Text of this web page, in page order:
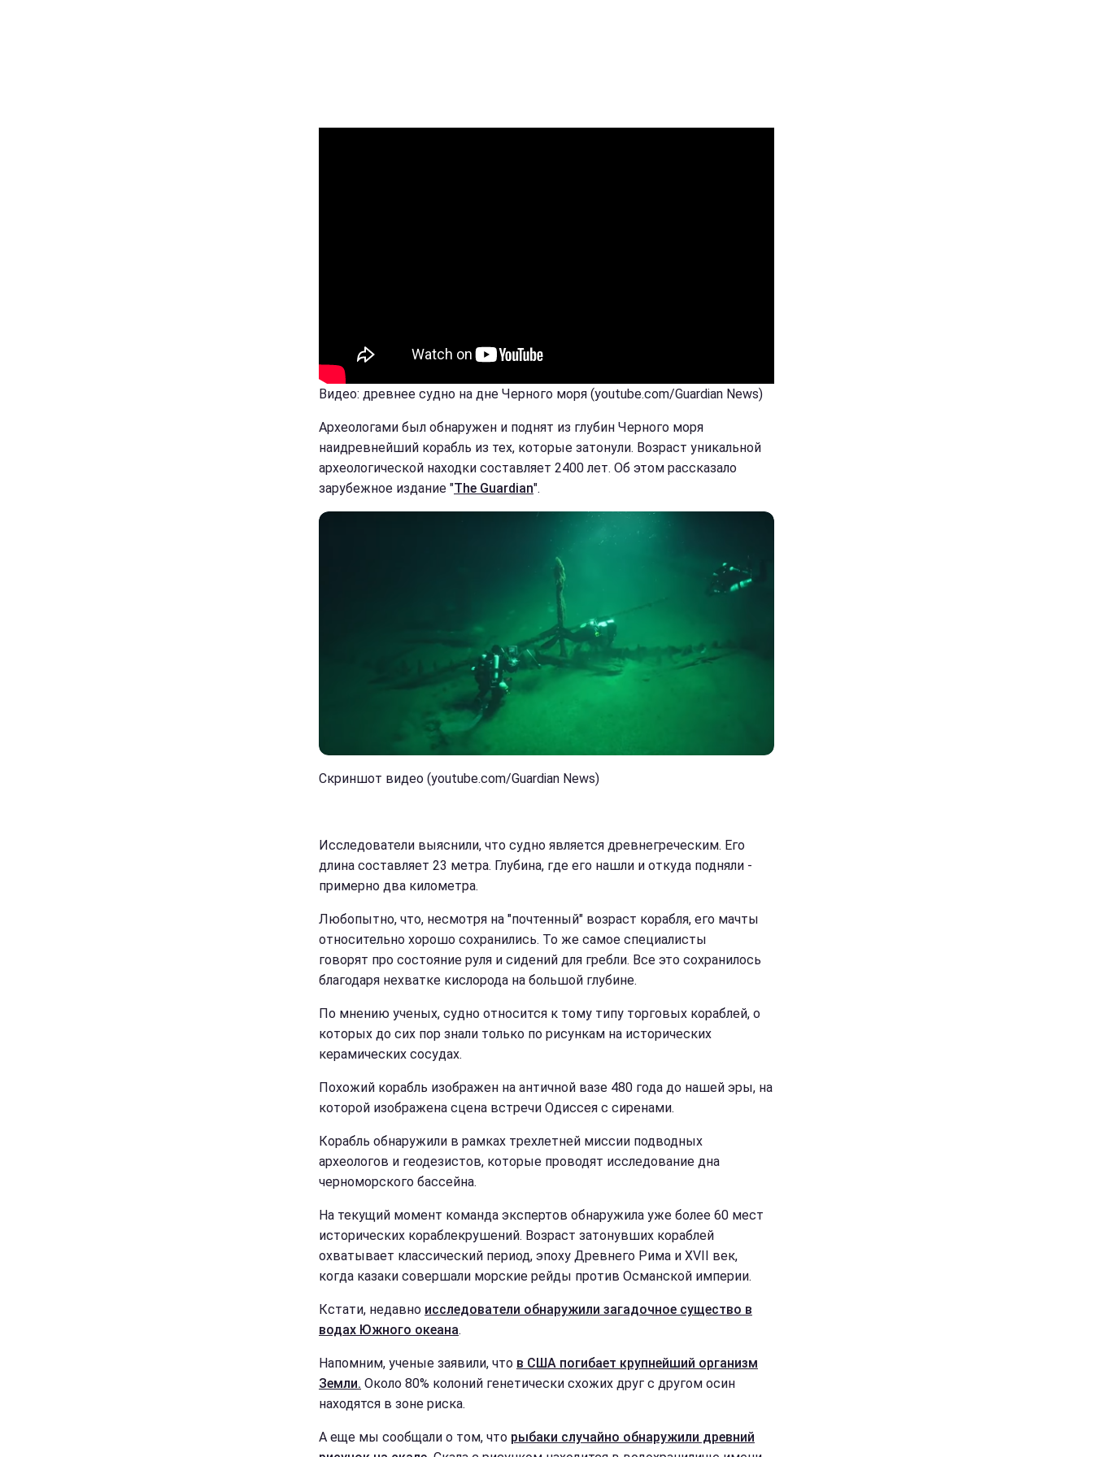
Видео: древнее судно на дне Черного моря (youtube.com/Guardian News)
Археологами был обнаружен и поднят из глубин Черного моря
наидревнейший корабль из тех, которые затонули. Возраст уникальной
археологической находки составляет 2400 лет. Об этом рассказало
зарубежное издание "The Guardian".
Скриншот видео (youtube.com/Guardian News)
Исследователи выяснили, что судно является древнегреческим. Его
длина составляет 23 метра. Глубина, где его нашли и откуда подняли -
примерно два километра.
Любопытно, что, несмотря на "почтенный" возраст корабля, его мачты
относительно хорошо сохранились. То же самое специалисты
говорят про состояние руля и сидений для гребли. Все это сохранилось
благодаря нехватке кислорода на большой глубине.
По мнению ученых, судно относится к тому типу торговых кораблей, о
которых до сих пор знали только по рисункам на исторических
керамических сосудах.
Похожий корабль изображен на античной вазе 480 года до нашей эры, на
которой изображена сцена встречи Одиссея с сиренами.
Корабль обнаружили в рамках трехлетней миссии подводных
археологов и геодезистов, которые проводят исследование дна
черноморского бассейна.
На текущий момент команда экспертов обнаружила уже более 60 мест
исторических кораблекрушений. Возраст затонувших кораблей
охватывает классический период, эпоху Древнего Рима и XVII век,
когда казаки совершали морские рейды против Османской империи.
Кстати, недавно исследователи обнаружили загадочное существо в
водах Южного океана.
Напомним, ученые заявили, что в США погибает крупнейший организм
Земли. Около 80% колоний генетически схожих друг с другом осин
находятся в зоне риска.
А еще мы сообщали о том, что рыбаки случайно обнаружили древний